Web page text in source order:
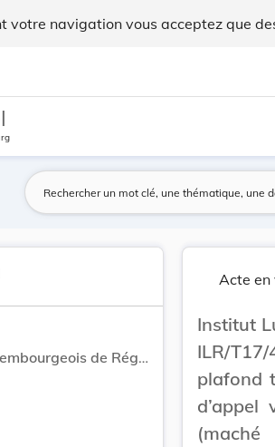
votre navigation vous acceptez que
A562 Institut Luxembourgeois de Régulation - Règlement ILR/T17/4 du 9 juin 2017 portant sur la fixation du plafond tarifaire pour la prestation de terminaison d’appel vocal sur les réseaux mobiles individuels (maché 2/2014) - Secteur communications électroniques.
Acte
Institut
ILR/
plafond
d’appel